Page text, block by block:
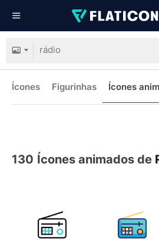
Ícones Figurinhas Ícones
130 Ícones animados de